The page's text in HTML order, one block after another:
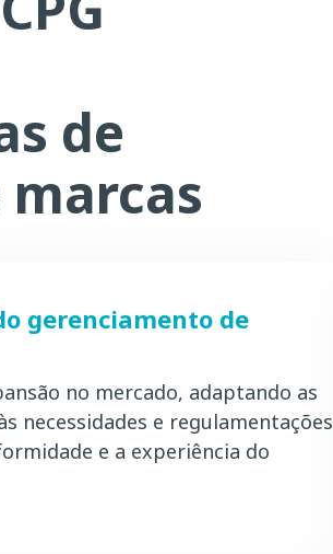
de
gerenciamento de
no mercado, adaptando as
necessidades e regulamentações
e a experiência do